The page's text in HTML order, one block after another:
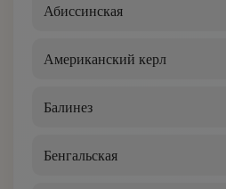
Абиссинская
Американский керл
Балинез
Бенгальская